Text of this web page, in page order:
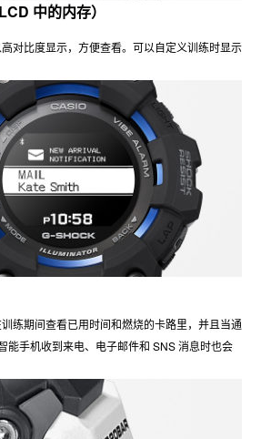
中的内存）
对比度显示，方便查看。可以自定义训练时显示
练期间查看已用时间和燃烧的卡路里，并且当通
能手机收到来电、电子邮件和 SNS 消息时也会